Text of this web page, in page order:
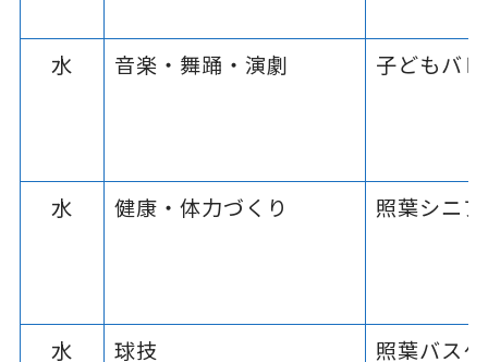
水 音楽・舞踊・演劇 子どもバ
水 健康・体力づくり 照葉シニ
水 球技 照葉バス